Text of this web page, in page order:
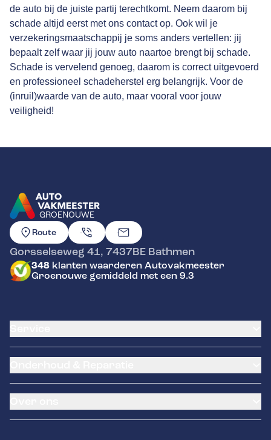
de auto bij de juiste partij terechtkomt. Neem daarom bij
schade altijd eerst met ons contact op. Ook wil je
verzekeringsmaatschappij je soms anders vertellen: jij
bepaalt zelf waar jij jouw auto naartoe brengt bij schade.
Schade is vervelend genoeg, daarom is correct uitgevoerd
en professioneel schadeherstel erg belangrijk. Voor de
(inruil)waarde van de auto, maar vooral voor jouw
veiligheid!
GROENOUWE
GA NAAR DE HOMEPAGINA
Route
Gorsselseweg 41, 7437BE Bathmen
348 klanten waarderen Autovakmeester
Groenouwe gemiddeld met een 9.3
Banden service
Pechhulp
Schade en reparatie